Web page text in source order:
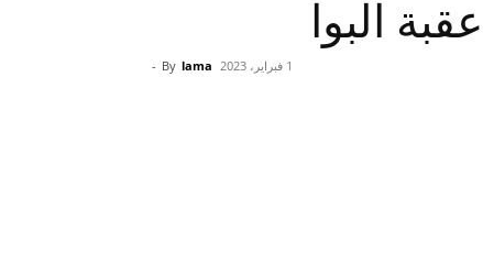
البوا
By lama
- 1 فبراير، 2023